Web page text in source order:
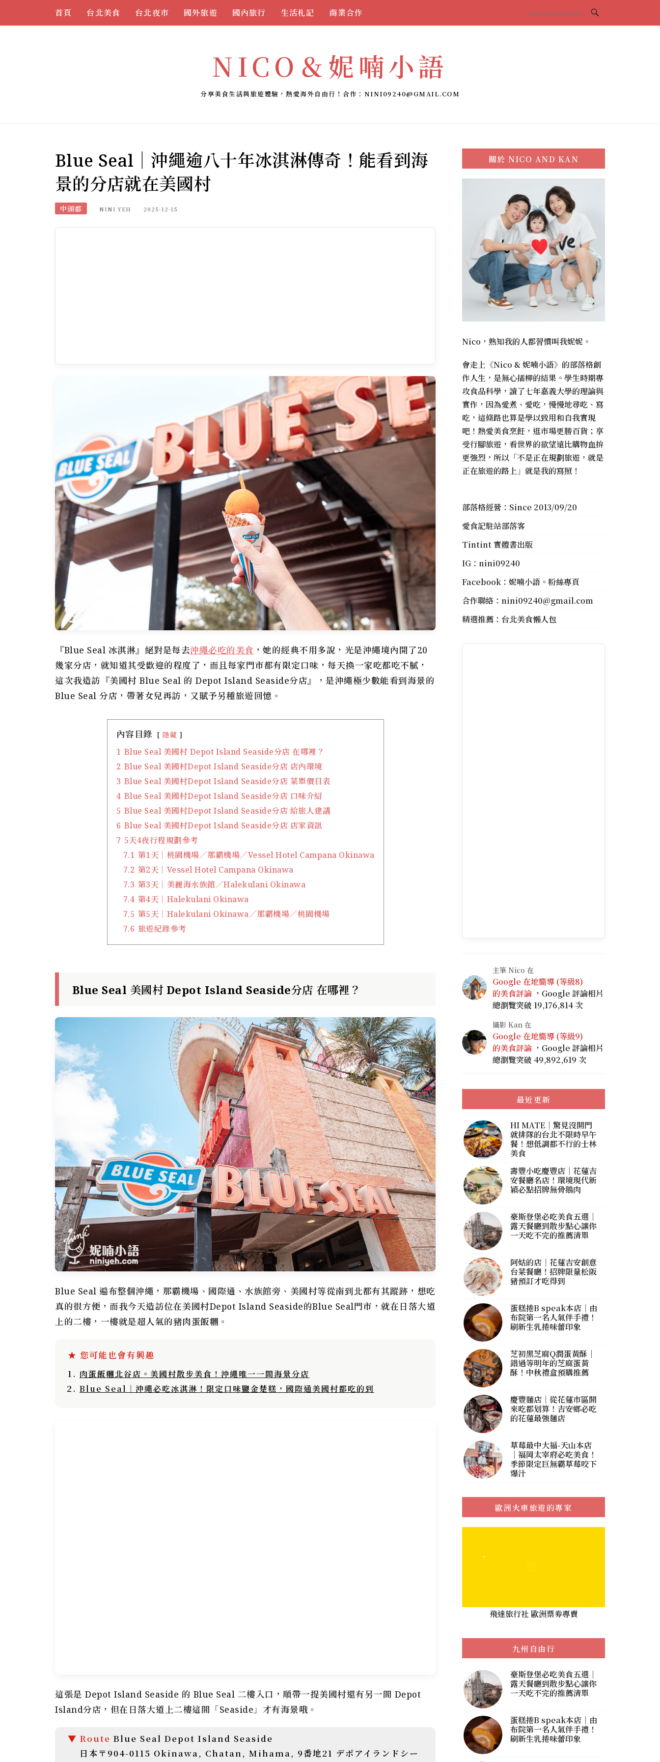
首頁 台北美食 台北夜市 國外旅遊 國內旅行 生活札記 商業合作
NICO＆妮喃小語
分享美食生活與旅遊體驗，熱愛海外自由行！合作： NINI09240@GMAIL.COM
Blue Seal｜沖繩逾八十年冰淇淋傳奇！能看到海
景的分店就在美國村
中頭郡 NINI YEH 2025-12-15
『Blue Seal 冰淇淋』絕對是每去沖繩必吃的美食 ，她的經典不用多說，光是沖繩境內開了20
幾家分店，就知道其受歡迎的程度了，而且每家門市都有限定口味，每天換一家吃都吃不膩，
這次我造訪『美國村 Blue Seal 的 Depot Island Seaside分店』，是沖繩極少數能看到海景的
Blue Seal 分店，帶著女兒再訪，又賦予另種旅遊回憶。
內容目錄 隱藏
1 Blue Seal 美國村 Depot Island Seaside分店 在哪裡？
2 Blue Seal 美國村Depot Island Seaside分店 店內環境
3 Blue Seal 美國村Depot Island Seaside分店 菜單價目表
4 Blue Seal 美國村Depot Island Seaside分店 口味介紹
5 Blue Seal 美國村Depot Island Seaside分店 給旅人建議
6 Blue Seal 美國村Depot Island Seaside分店 店家資訊
7 5天4夜行程規劃參考
7.1 第1天｜桃園機場／那霸機場／Vessel Hotel Campana Okinawa
7.2 第2天｜Vessel Hotel Campana Okinawa
7.3 第3天｜美麗海水族館／Halekulani Okinawa
7.4 第4天｜Halekulani Okinawa
7.5 第5天｜Halekulani Okinawa／那霸機場／桃園機場
7.6 旅遊紀錄參考
Blue Seal 美國村 Depot Island Seaside分店 在哪裡？
Blue Seal 遍布整個沖繩，那霸機場、國際通、水族館旁、美國村等從南到北都有其蹤跡，想吃
真的很方便，而我今天造訪位在美國村Depot Island Seaside的Blue Seal門市，就在日落大道
上的二樓，一樓就是超人氣的豬肉蛋飯糰。
肉蛋飯糰北谷店。美國村散步美食！沖繩唯一一間海景分店
Blue Seal｜沖繩必吃冰淇淋！限定口味鹽金楚糕，國際通美國村都吃的到
這張是 Depot Island Seaside 的 Blue Seal 二樓入口，順帶一提美國村還有另一間 Depot
Island分店，但在日落大道上二樓這間「Seaside」才有海景哦。
Blue Seal Depot Island Seaside
日本〒904-0115 Okinawa, Chatan, Mihama, 9番地21 デポアイランドシー
關於NICO AND KAN
Nico，熟知我的人都習慣叫我妮妮。
會走上《Nico & 妮喃小語》的部落格創
作人生，是無心插柳的結果。學生時期專
攻食品科學，讀了七年嘉義大學的理論與
實作，因為愛煮、愛吃，慢慢地尋吃、寫
吃，這條路也算是學以致用和自我實現
吧！熱愛美食烹飪，逛市場更勝百貨；享
受行腳旅遊，看世界的欲望遠比購物血拚
更強烈，所以「不是正在規劃旅遊，就是
正在旅遊的路上」就是我的寫照！
部落格經營：Since 2013/09/20
愛食記駐站部落客
Tintint 實體書出版
IG：nini09240
Facebook：妮喃小語。粉絲專頁
合作聯絡：nini09240@gmail.com
精選推薦： 台北美食懶人包
主筆 Nico 在
Google 在地嚮導 (等級8)
的美食評論 ，Google 評論相片
總瀏覽突破 19,176,814 次
攝影 Kan 在
Google 在地嚮導 (等級9)
的美食評論 ，Google 評論相片
總瀏覽突破 49,892,619 次
最近更新
HI MATE｜驚見沒開門
就排隊的台北不限時早午
餐！想低調都不行的士林
美食
壽豐小吃慶豐店｜花蓮吉
安餐廳名店！環境現代新
穎必點招牌無骨鵝肉
豪斯登堡必吃美食五選｜
露天餐廳到散步點心讓你
一天吃不完的推薦清單
阿姑的店｜花蓮吉安創意
台菜餐廳！招牌限量松阪
豬預訂才吃得到
蛋糕捲B speak本店｜由
布院第一名人氣伴手禮！
刷新生乳捲味蕾印象
芝初黑芝麻Q潤蛋黃酥｜
錯過等明年的芝麻蛋黃
酥！中秋禮盒預購推薦
慶豐麵店｜從花蓮市區開
來吃都划算！吉安鄉必吃
的花蓮最強麵店
草莓最中大福-天山本店
｜福岡太宰府必吃美食！
季節限定巨無霸草莓咬下
爆汁
歐洲火車旅遊的專家
飛達旅行社 歐洲票劵專賣
九州自由行
豪斯登堡必吃美食五選｜
露天餐廳到散步點心讓你
一天吃不完的推薦清單
蛋糕捲B speak本店｜由
布院第一名人氣伴手禮！
刷新生乳捲味蕾印象